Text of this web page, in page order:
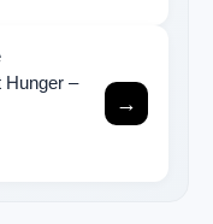
Hunger –
→